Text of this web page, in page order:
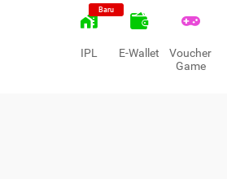
Baru
IPL E-Wallet
Voucher
Game